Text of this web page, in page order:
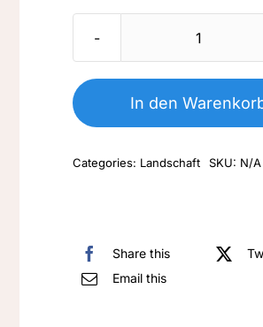
LA
mit
Menge
In den
Categories: Landschaft SKU: N/A
Share this
Email this